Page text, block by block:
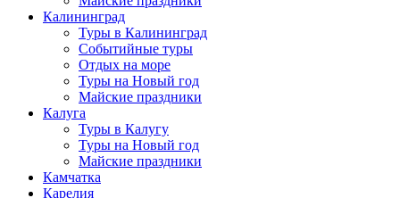
Калининград
Туры в Калининград
Событийные туры
Отдых на море
Туры на Новый год
Майские праздники
Калуга
Туры в Калугу
Туры на Новый год
Майские праздники
Камчатка
Карелия